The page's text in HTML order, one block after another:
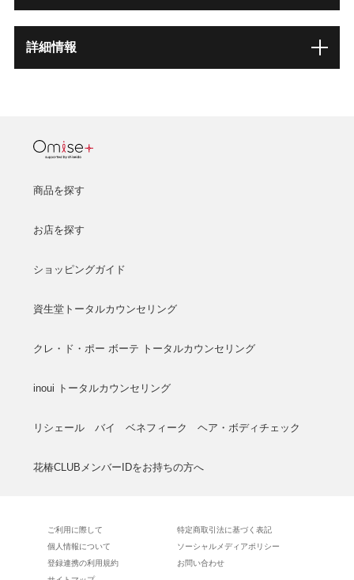
詳細情報
商品を探す
お店を探す
ショッピングガイド
資生堂トータルカウンセリング
クレ・ド・ポー ボーテ トータルカウンセリング
inoui トータルカウンセリング
リシェール バイ ベネフィーク ヘア・ボディチェック
花椿CLUBメンバーIDをお持ちの方へ
ご利用に際して
特定商取引法に基づく表記
個人情報について
ソーシャルメディアポリシー
登録連携の利用規約
お問い合わせ